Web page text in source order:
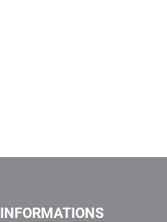
INFORMATIONS